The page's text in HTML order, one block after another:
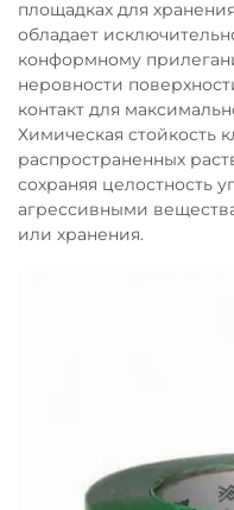
площадках для
обладает
конформному
неровности
контакт для
Химическая стойкость
распространенных
сохраняя целостность
агрессивными
или хранения.